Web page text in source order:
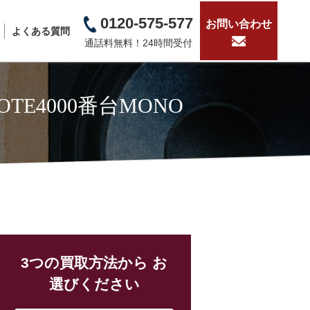
よくある質問 0120-575-577
通話料無料！24時間受付
お問い合わせ
番台MONO
3つの買取方法から お
選びください